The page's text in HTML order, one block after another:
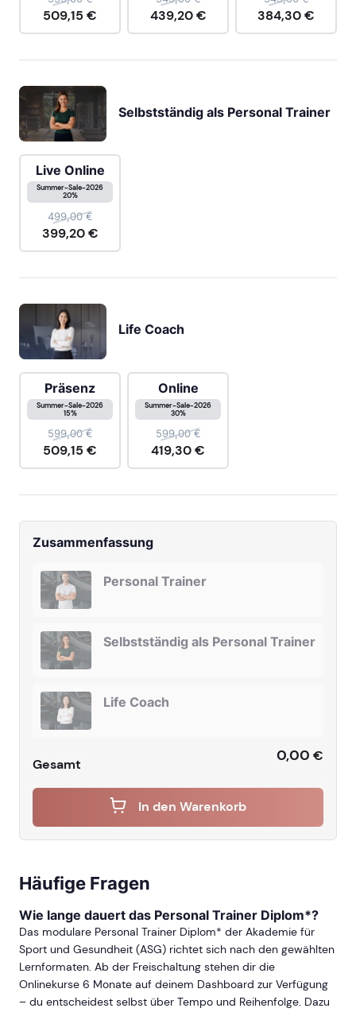
509,15 € 439,20€ 384,30€
Selbstständig als Personal Trainer
Live Online
Summer-Sale-2026
20%
499,00€
399,20€
Life Coach
Präsenz
Summer-Sale-2026
15%
599,00€
509,15 €
Online
Summer-Sale-2026
30%
599,00€
419,30€
Zusammenfassung
Personal Trainer
Selbstständig als Personal Trainer
Life Coach
Gesamt 0,00 €
In den Warenkorb
Häufige Fragen
Wie lange dauert das Personal Trainer Diplom*?
Das modulare Personal Trainer Diplom* der Akademie für
Sport und Gesundheit (ASG) richtet sich nach den gewählten
Lernformaten. Ab der Freischaltung stehen dir die
Onlinekurse 6 Monate auf deinem Dashboard zur Verfügung
– du entscheidest selbst über Tempo und Reihenfolge. Dazu